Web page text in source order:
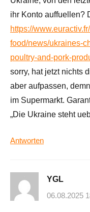
ihr Konto auffuellen?
https://
food/news/ukraines-
poultry-and-pork-
sorry, hat jetzt nichts
aber aufpassen,
im Supermarkt.
„Die Ukraine steht
Antworten
YGL
06.08.2025